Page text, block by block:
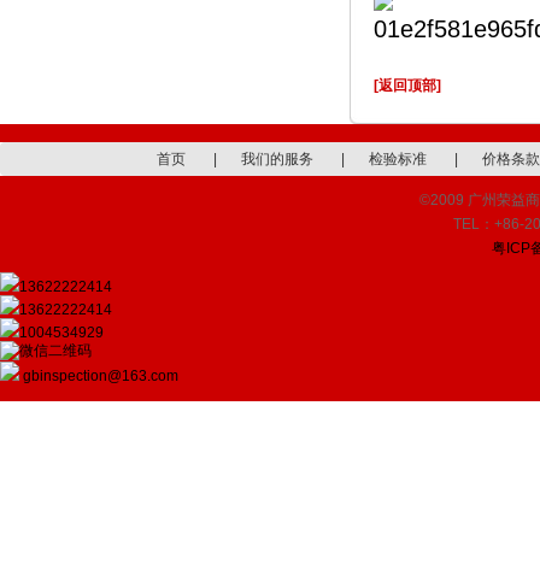
[返回顶部]
首页 我们的服务 检验标准 价格条款
©2009 广州荣益
TEL：+86-
粤ICP
13622222414
13622222414
1004534929
gbinspection@163.com